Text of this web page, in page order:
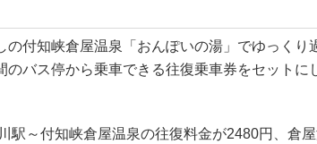
付知峡倉屋温泉「おんぽいの湯」でゆっくり
バス停から乗車できる往復乗車券をセットに
～付知峡倉屋温泉の往復料金が2480円、倉